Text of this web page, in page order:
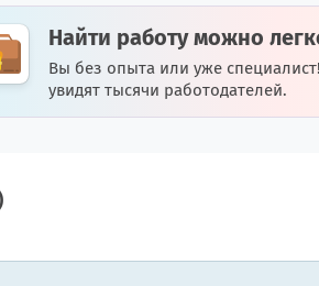
Найти работу можно
Вы без опыта или уже
увидят тысячи работодателей.